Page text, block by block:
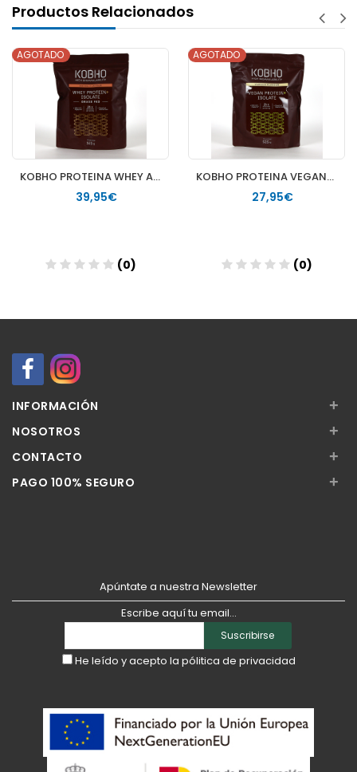
Productos Relacionados
KOBHO PROTEINA WHEY AISLADA 1 ENVASE 525 G SABOR CACAO
39,95€
AGOTADO
(0)
KOBHO PROTEINA VEGANA AISLADA 1 ENVASE 525 G SABOR VAINILLA
27,95€
AGOTADO
(0)
INFORMACIÓN +
NOSOTROS +
CONTACTO +
PAGO 100% SEGURO +
Apúntate a nuestra Newsletter
Escribe aquí tu email...
Suscribirse
He leído y acepto la pólitica de privacidad